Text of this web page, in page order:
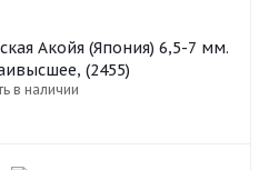
Акойя (Япония) 6,5-7 мм.
(2455)
в наличии